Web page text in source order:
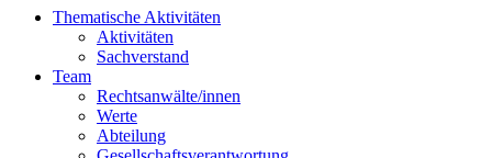
Thematische Aktivitäten
Aktivitäten
Sachverstand
Team
Rechtsanwälte/innen
Werte
Abteilung